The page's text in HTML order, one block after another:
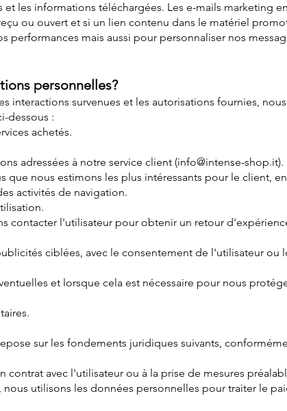
les informations téléchargées. Les e-mails marketing
ou ouvert et si un lien contenu dans le matériel
performances mais aussi pour personnaliser nos
personnelles?
interactions survenues et les autorisations fournies,
dessous :
achetés.
adressées à notre service client (info@intense-shop.it).
que nous estimons les plus intéressants pour le client,
activités de navigation.
contacter l'utilisateur pour obtenir un retour
ciblées, avec le consentement de l'utilisateur ou
et lorsque cela est nécessaire pour nous
sur les fondements juridiques suivants,
avec l'utilisateur ou à la prise de mesures
utilisons les données personnelles pour traiter le